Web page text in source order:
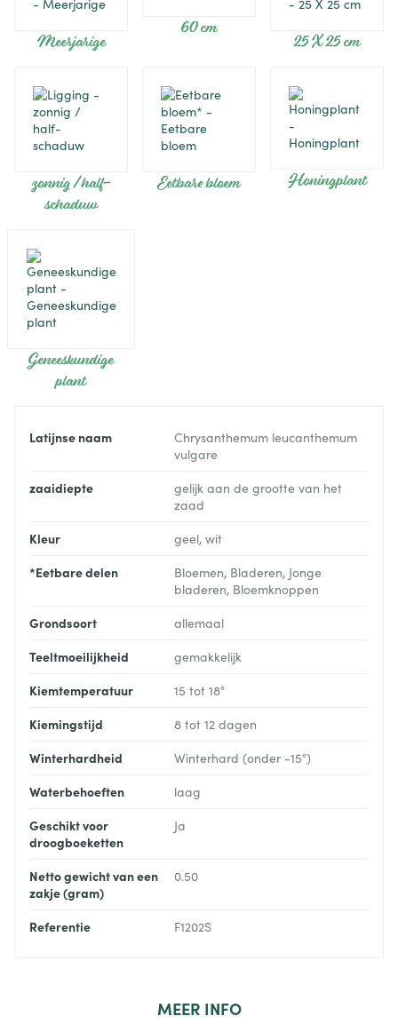
Meerjarige
60 cm
25 X 25 cm
zonnig / half-
schaduw
Eetbare bloem Honingplant
Geneeskundige
plant
Latijnse naam
Chrysanthemum leucanthemum
vulgare
zaaidiepte
gelijk aan de grootte van het
zaad
Kleur geel, wit
*Eetbare delen
Bloemen, Bladeren, Jonge
bladeren, Bloemknoppen
Grondsoort allemaal
Teeltmoeilijkheid gemakkelijk
Kiemtemperatuur 15 tot 18°
Kiemingstijd 8 tot 12 dagen
Winterhardheid Winterhard (onder -15°)
Waterbehoeften laag
Geschikt voor
droogboeketten
Ja
Netto gewicht van een
zakje (gram)
0.50
Referentie F1202S
MEER INFO